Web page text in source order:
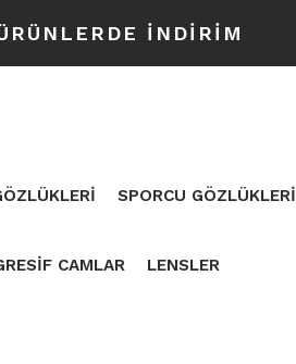
İNDİRİM
SPORCU GÖZLÜKLERİ
CAMLAR LENSLER